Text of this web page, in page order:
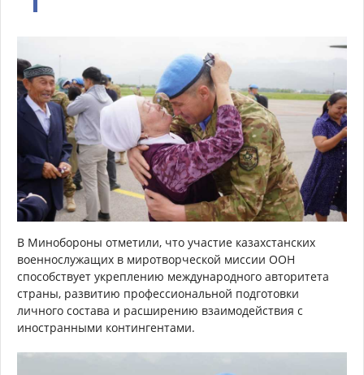
В Минобороны отметили, что участие казахстанских
военнослужащих в миротворческой миссии ООН
способствует укреплению международного авторитета
страны, развитию профессиональной подготовки
личного состава и расширению взаимодействия с
иностранными контингентами.